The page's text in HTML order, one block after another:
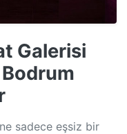
Galerisi
sadece eşsiz bir